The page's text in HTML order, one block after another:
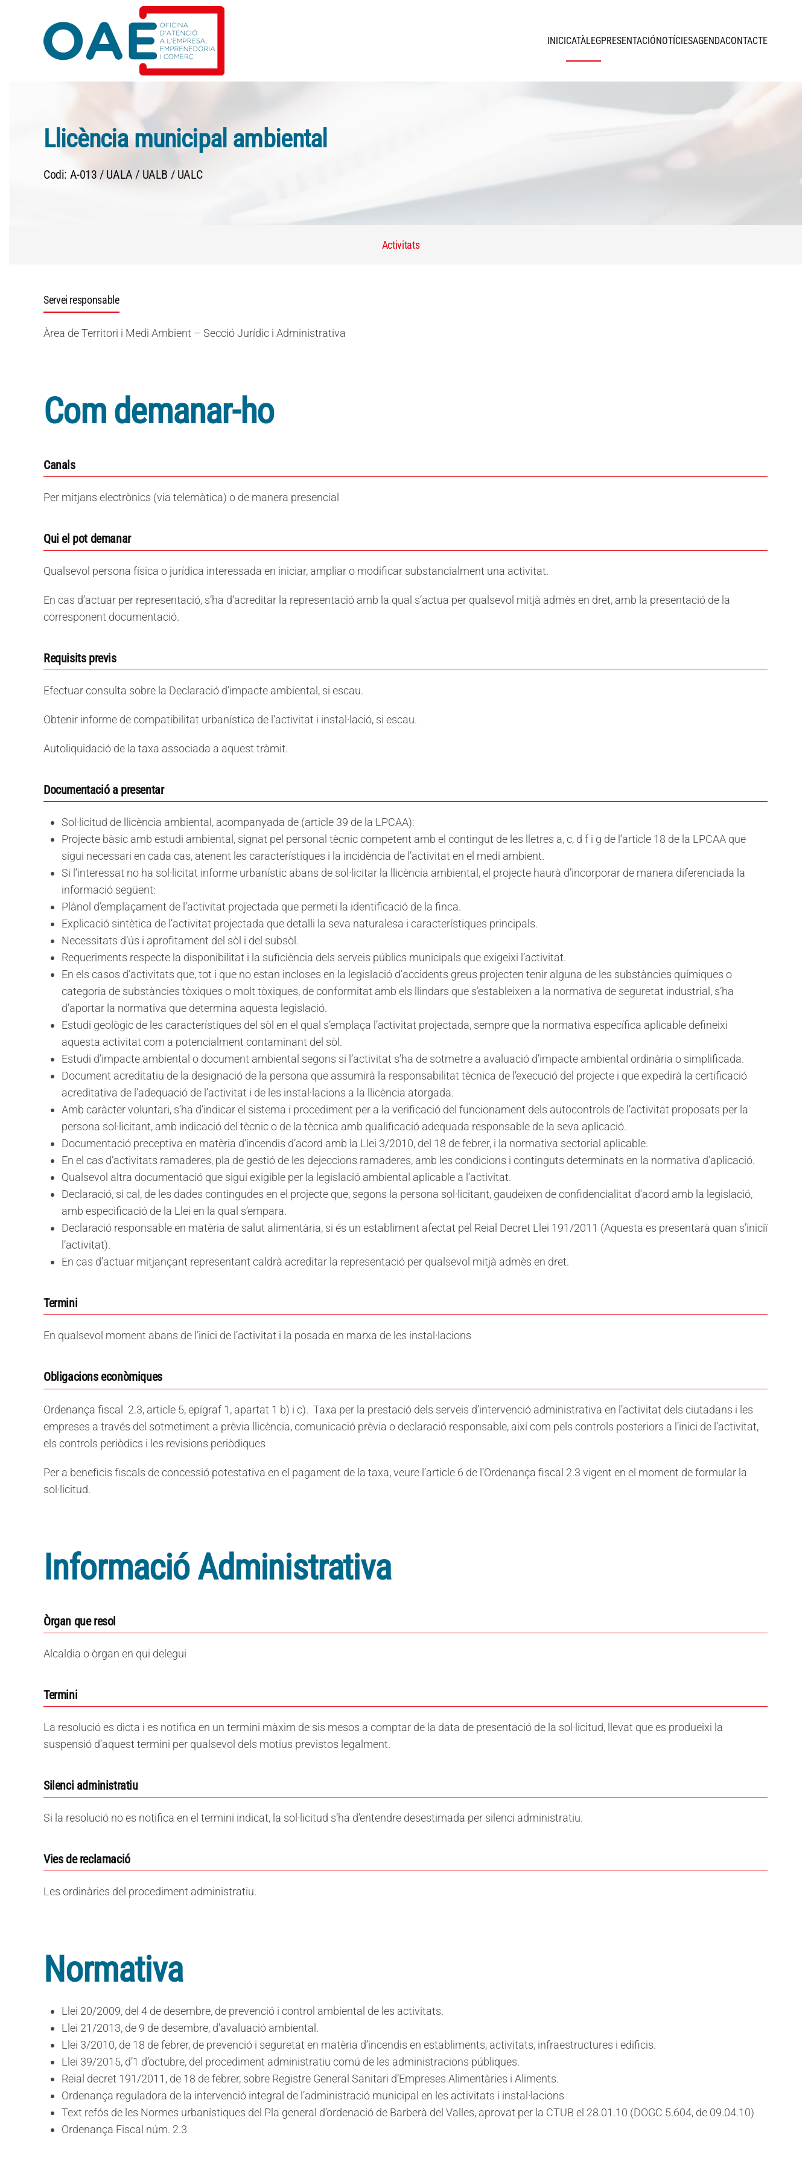
Skip to main content INICICATÀLEGPRESENTACIÓNOTÍCIESAGENDACONTACTE
Llicència municipal ambiental
Codi: A-013 / UALA / UALB / UALC
Activitats
Servei responsable
Àrea de Territori i Medi Ambient – Secció Jurídic i Administrativa
Com demanar-ho
Canals
Per mitjans electrònics (via telemàtica) o de manera presencial
Qui el pot demanar
Qualsevol persona física o jurídica interessada en iniciar, ampliar o modificar substancialment una activitat.
En cas d’actuar per representació, s’ha d’acreditar la representació amb la qual s’actua per qualsevol mitjà admès en dret, amb la presentació de la
corresponent documentació.
Requisits previs
Efectuar consulta sobre la Declaració d’impacte ambiental, si escau.
Obtenir informe de compatibilitat urbanística de l’activitat i instal·lació, si escau.
Autoliquidació de la taxa associada a aquest tràmit.
Documentació a presentar
Sol·licitud de llicència ambiental, acompanyada de (article 39 de la LPCAA):
Projecte bàsic amb estudi ambiental, signat pel personal tècnic competent amb el contingut de les lletres a, c, d f i g de l’article 18 de la LPCAA que
sigui necessari en cada cas, atenent les característiques i la incidència de l’activitat en el medi ambient.
Si l’interessat no ha sol·licitat informe urbanístic abans de sol·licitar la llicència ambiental, el projecte haurà d’incorporar de manera diferenciada la
informació següent:
Plànol d’emplaçament de l’activitat projectada que permeti la identificació de la finca.
Explicació sintètica de l’activitat projectada que detalli la seva naturalesa i característiques principals.
Necessitats d’ús i aprofitament del sòl i del subsòl.
Requeriments respecte la disponibilitat i la suficiència dels serveis públics municipals que exigeixi l’activitat.
En els casos d’activitats que, tot i que no estan incloses en la legislació d’accidents greus projecten tenir alguna de les substàncies químiques o
categoria de substàncies tòxiques o molt tòxiques, de conformitat amb els llindars que s’estableixen a la normativa de seguretat industrial, s’ha
d’aportar la normativa que determina aquesta legislació.
Estudi geològic de les característiques del sòl en el qual s’emplaça l’activitat projectada, sempre que la normativa específica aplicable defineixi
aquesta activitat com a potencialment contaminant del sòl.
Estudi d’impacte ambiental o document ambiental segons si l’activitat s’ha de sotmetre a avaluació d’impacte ambiental ordinària o simplificada.
Document acreditatiu de la designació de la persona que assumirà la responsabilitat tècnica de l’execució del projecte i que expedirà la certificació
acreditativa de l’adequació de l’activitat i de les instal·lacions a la llicència atorgada.
Amb caràcter voluntari, s’ha d’indicar el sistema i procediment per a la verificació del funcionament dels autocontrols de l’activitat proposats per la
persona sol·licitant, amb indicació del tècnic o de la tècnica amb qualificació adequada responsable de la seva aplicació.
Documentació preceptiva en matèria d’incendis d’acord amb la Llei 3/2010, del 18 de febrer, i la normativa sectorial aplicable.
En el cas d’activitats ramaderes, pla de gestió de les dejeccions ramaderes, amb les condicions i continguts determinats en la normativa d’aplicació.
Qualsevol altra documentació que sigui exigible per la legislació ambiental aplicable a l’activitat.
Declaració, si cal, de les dades contingudes en el projecte que, segons la persona sol·licitant, gaudeixen de confidencialitat d’acord amb la legislació,
amb especificació de la Llei en la qual s’empara.
Declaració responsable en matèria de salut alimentària, si és un establiment afectat pel Reial Decret Llei 191/2011 (Aquesta es presentarà quan s’iniciï
l’activitat).
En cas d’actuar mitjançant representant caldrà acreditar la representació per qualsevol mitjà admès en dret.
Termini
En qualsevol moment abans de l’inici de l’activitat i la posada en marxa de les instal·lacions
Obligacions econòmiques
Ordenança fiscal 2.3, article 5, epígraf 1, apartat 1 b) i c). Taxa per la prestació dels serveis d’intervenció administrativa en l’activitat dels ciutadans i les
empreses a través del sotmetiment a prèvia llicència, comunicació prèvia o declaració responsable, així com pels controls posteriors a l’inici de l’activitat,
els controls periòdics i les revisions periòdiques
Per a beneficis fiscals de concessió potestativa en el pagament de la taxa, veure l’article 6 de l’Ordenança fiscal 2.3 vigent en el moment de formular la
sol·licitud.
Informació Administrativa
Òrgan que resol
Alcaldia o òrgan en qui delegui
Termini
La resolució es dicta i es notifica en un termini màxim de sis mesos a comptar de la data de presentació de la sol·licitud, llevat que es produeixi la
suspensió d’aquest termini per qualsevol dels motius previstos legalment.
Silenci administratiu
Si la resolució no es notifica en el termini indicat, la sol·licitud s’ha d’entendre desestimada per silenci administratiu.
Vies de reclamació
Les ordinàries del procediment administratiu.
Normativa
Llei 20/2009, del 4 de desembre, de prevenció i control ambiental de les activitats.
Llei 21/2013, de 9 de desembre, d’avaluació ambiental.
Llei 3/2010, de 18 de febrer, de prevenció i seguretat en matèria d’incendis en establiments, activitats, infraestructures i edificis.
Llei 39/2015, d’1 d’octubre, del procediment administratiu comú de les administracions públiques.
Reial decret 191/2011, de 18 de febrer, sobre Registre General Sanitari d’Empreses Alimentàries i Aliments.
Ordenança reguladora de la intervenció integral de l’administració municipal en les activitats i instal·lacions
Text refós de les Normes urbanístiques del Pla general d’ordenació de Barberà del Valles, aprovat per la CTUB el 28.01.10 (DOGC 5.604, de 09.04.10)
Ordenança Fiscal núm. 2.3